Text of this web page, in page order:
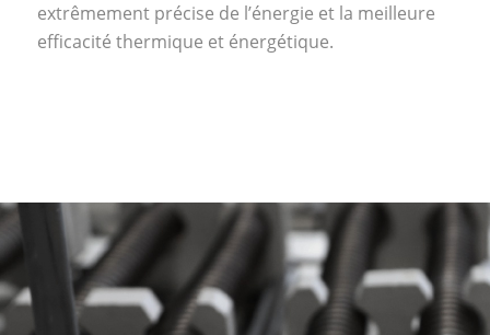
extrêmement précise de l’énergie et la meilleure
efficacité thermique et énergétique.